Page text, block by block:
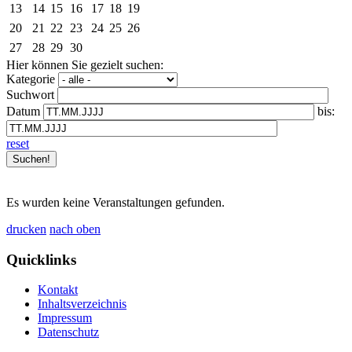
13
14 15 16 17 18 19
20
21 22 23 24 25 26
27
28 29 30
Hier können Sie gezielt suchen:
Kategorie
Suchwort
Datum
bis:
reset
Es wurden keine Veranstaltungen gefunden.
drucken nach oben
Quicklinks
Kontakt
Inhaltsverzeichnis
Impressum
Datenschutz